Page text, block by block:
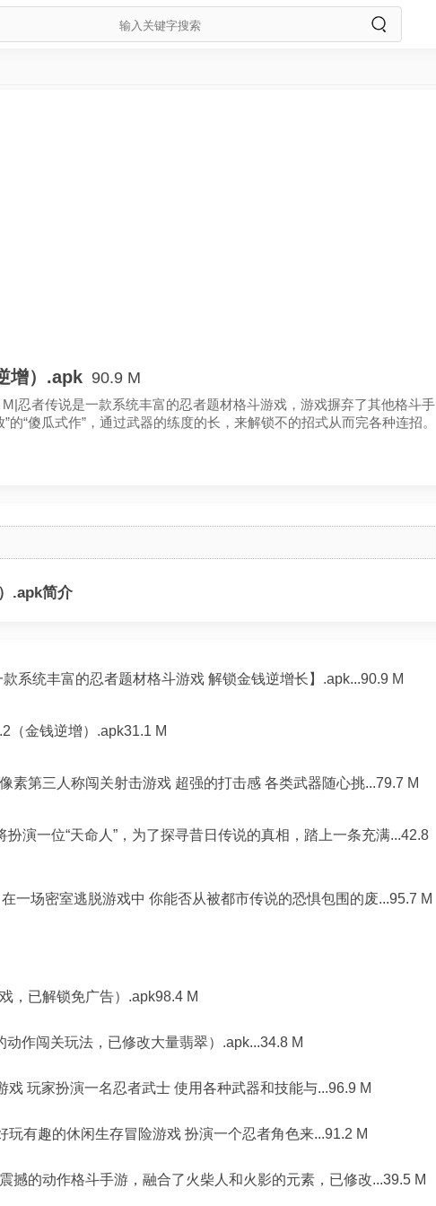
增）.apk 90.9 M
忍者传说是一款系统丰富的忍者题材格斗游戏，游戏摒弃了其他格斗手
”的“傻瓜式作”，通过武器的练度的长，来解锁不的招式从而完各种连招。
.apk简介
系统丰富的忍者题材格斗游戏 解锁金钱逆增长】.apk...90.9 M
（金钱逆增）.apk31.1 M
素第三人称闯关射击游戏 超强的打击感 各类武器随心挑...79.7 M
扮演一位“天命人”，为了探寻昔日传说的真相，踏上一条充满...42.8
一场密室逃脱游戏中 你能否从被都市传说的恐惧包围的废...95.7 M
，已解锁免广告）.apk98.4 M
作闯关玩法，已修改大量翡翠）.apk...34.8 M
戏 玩家扮演一名忍者武士 使用各种武器和技能与...96.9 M
玩有趣的休闲生存冒险游戏 扮演一个忍者角色来...91.2 M
撼的动作格斗手游，融合了火柴人和火影的元素，已修改...39.5 M